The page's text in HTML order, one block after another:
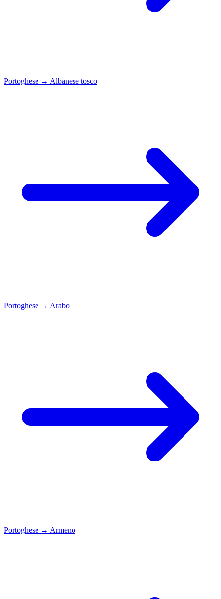
Portoghese → Albanese tosco
Portoghese → Arabo
Portoghese → Armeno